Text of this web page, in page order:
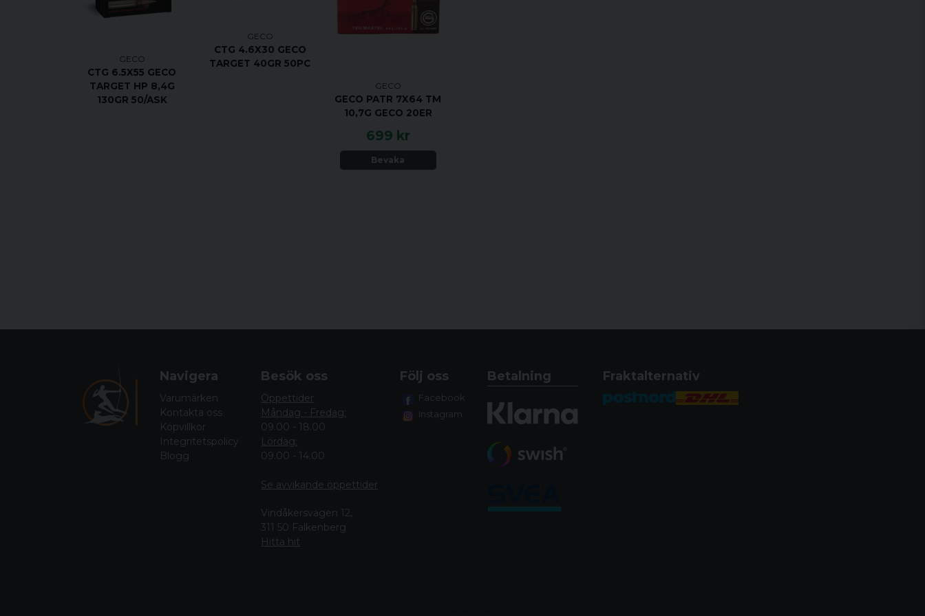
GECO
CTG 6.5X55 GECO
TARGET HP 8,4G
130GR 50/ASK
GECO
CTG 4.6X30 GECO
TARGET 40GR 50PC
GECO
GECO PATR 7X64 TM
10,7G GECO 20ER
699 kr
Bevaka
Navigera
Varumärken
Kontakta oss
Köpvillkor
Integritetspolicy
Blogg
Besök oss
Öppettider
Måndag - Fredag:
09.00 - 18.00
Lördag:
09.00 - 14.00
Se avvikande öppettider
Vindåkersvägen 12,
311 50 Falkenberg
Hitta hit
Följ oss
Facebook
Instagram
Betalning Fraktalternativ